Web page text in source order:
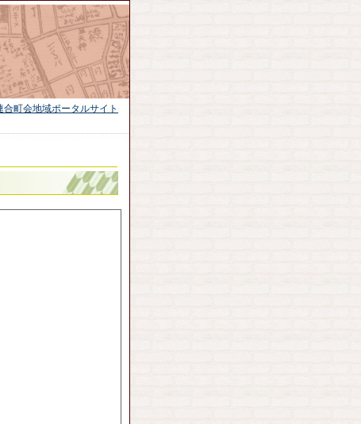
町会地域ポータルサイト